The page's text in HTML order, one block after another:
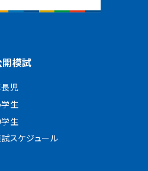
開模試
児
生
生
スケジュール